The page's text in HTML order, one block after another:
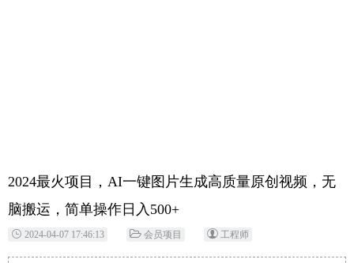
2024最火项目，AI一键图片生成高质量原创视频，无
脑搬运，简单操作日入500+
2024-04-07 17:46:13 会员项目 工程师